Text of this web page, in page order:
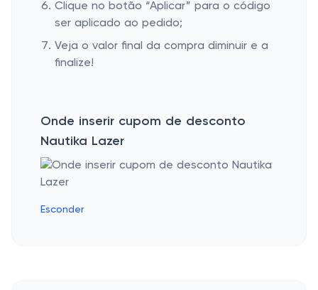
Clique no botão “Aplicar” para o código
ser aplicado ao pedido;
Veja o valor final da compra diminuir e a
finalize!
Onde inserir cupom de desconto
Nautika Lazer
Esconder